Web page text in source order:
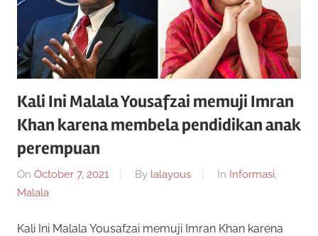
Kali Ini Malala Yousafzai memuji Imran
Khan karena membela pendidikan anak
perempuan
On October 7, 2021 By lalayous In Informasi,
Malala
Kali Ini Malala Yousafzai memuji Imran Khan karena